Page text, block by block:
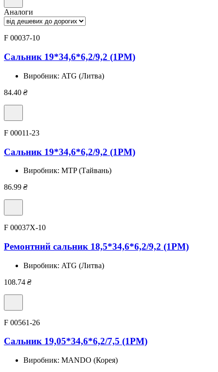
Аналоги
F 00037-10
Сальник 19*34,6*6,2/9,2 (1PM)
Виробник: ATG (Литва)
84.40 ₴
F 00011-23
Сальник 19*34,6*6,2/9,2 (1PM)
Виробник: MTP (Тайвань)
86.99 ₴
F 00037X-10
Ремонтний сальник 18,5*34,6*6,2/9,2 (1PM)
Виробник: ATG (Литва)
108.74 ₴
F 00561-26
Сальник 19,05*34,6*6,2/7,5 (1PM)
Виробник: MANDO (Корея)